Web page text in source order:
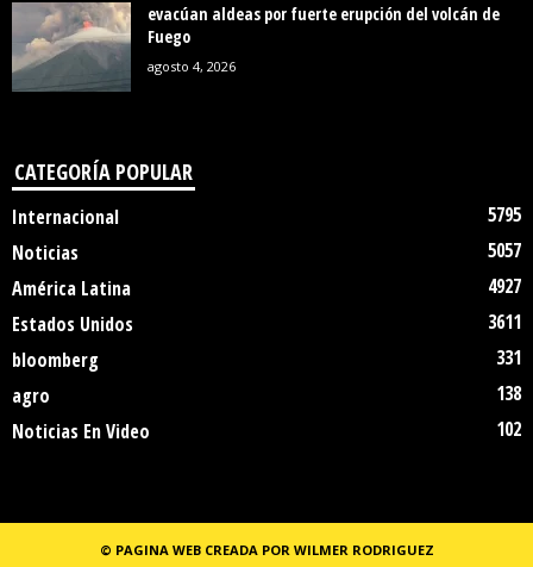
evacúan aldeas por fuerte erupción del volcán de
Fuego
agosto 4, 2026
CATEGORÍA POPULAR
Internacional
5795
Noticias
5057
América Latina
4927
Estados Unidos
3611
bloomberg
331
agro
138
Noticias En Video
102
© PAGINA WEB CREADA POR WILMER RODRIGUEZ